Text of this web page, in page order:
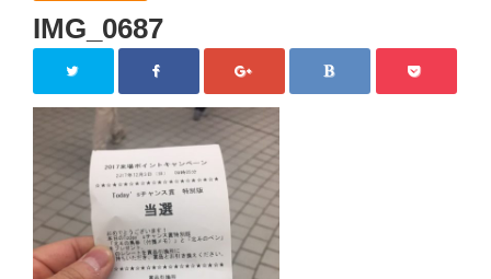
患者様の声
アクセス
Close
IMG_0687